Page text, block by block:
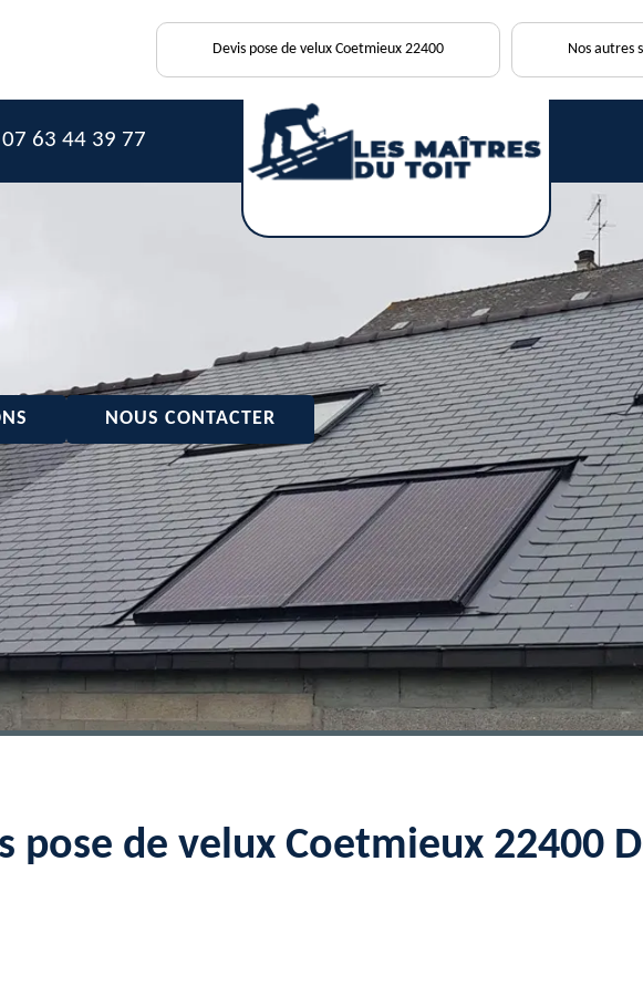
Devis pose de velux Coetmieux 22400 Nos autres
07 63 44 39 77
NOUS CONTACTER
pose de velux Coetmieux 22400